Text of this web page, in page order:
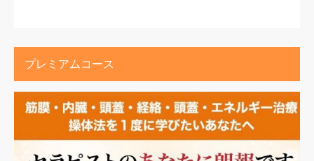
プレミアムコース